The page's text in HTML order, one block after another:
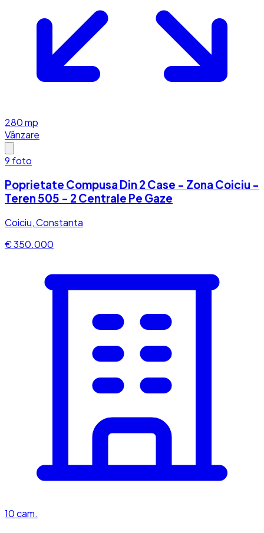
280mp
Vânzare
9 foto
Poprietate Compusa Din 2 Case - Zona Coiciu -
Teren 505 - 2 Centrale Pe Gaze
Coiciu, Constanta
€ 350.000
10cam.